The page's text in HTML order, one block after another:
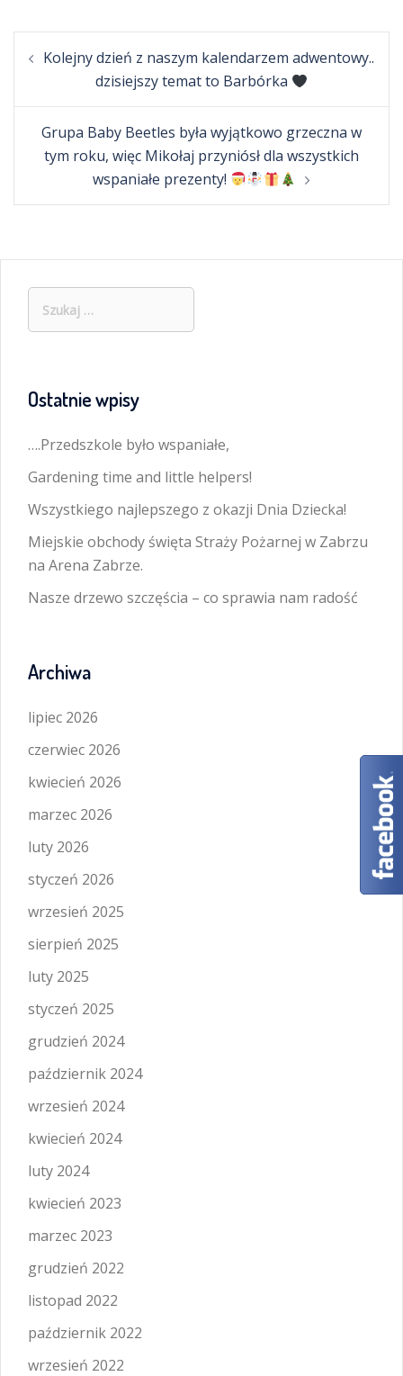
navigation
Kolejny dzień z naszym kalendarzem adwentowy..
dzisiejszy temat to Barbórka
Grupa Baby Beetles była wyjątkowo grzeczna w
tym roku, więc Mikołaj przyniósł dla wszystkich
wspaniałe prezenty!
Ostatnie wpisy
….Przedszkole było wspaniałe,
Gardening time and little helpers!
Wszystkiego najlepszego z okazji Dnia Dziecka!
Miejskie obchody święta Straży Pożarnej w Zabrzu
na Arena Zabrze.
Nasze drzewo szczęścia – co sprawia nam radość
Archiwa
lipiec 2026
czerwiec 2026
kwiecień 2026
marzec 2026
luty 2026
styczeń 2026
wrzesień 2025
sierpień 2025
luty 2025
styczeń 2025
grudzień 2024
październik 2024
wrzesień 2024
kwiecień 2024
luty 2024
kwiecień 2023
marzec 2023
grudzień 2022
listopad 2022
październik 2022
wrzesień 2022